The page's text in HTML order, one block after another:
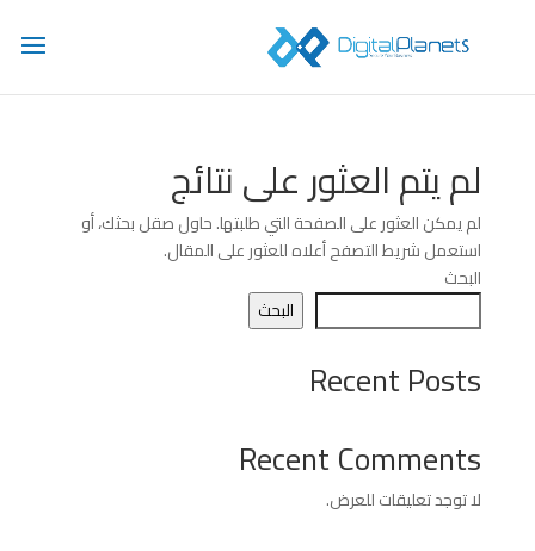
لم يتم العثور على نتائج
لم يمكن العثور على الصفحة التي طلبتها. حاول صقل بحثك، أو
استعمل شريط التصفح أعلاه للعثور على المقال.
البحث
البحث
Recent Posts
Recent Comments
لا توجد تعليقات للعرض.